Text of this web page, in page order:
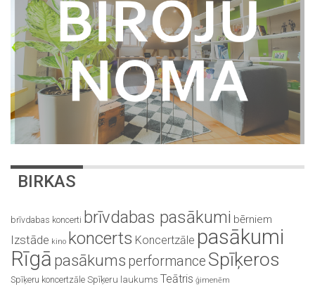
BIRKAS
brīvdabas koncerti brīvdabas pasākumi bērniem
Izstāde kino koncerts Koncertzāle pasākumi
Rīgā pasākums performance Spīķeros
Spīķeru koncertzāle Spīķeru laukums Teātris ģimenēm